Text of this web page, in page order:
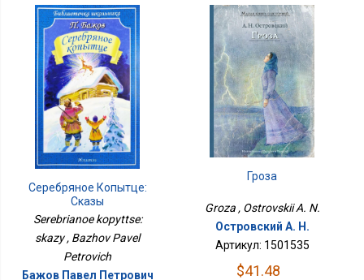
Серебряное Копытце:
Сказы
Serebrianoe kopyttse:
skazy , Bazhov Pavel
Petrovich
Бажов Павел Петрович
Гроза
Groza , Ostrovskii A. N.
Островский А. Н.
Артикул: 1501535
$41.48